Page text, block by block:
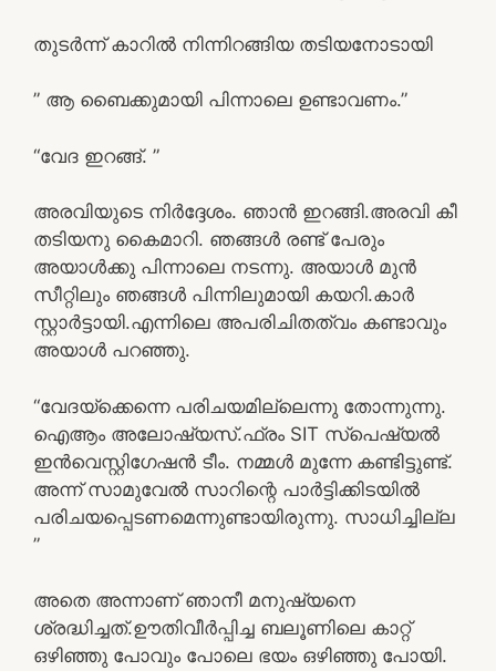
തുടർന്ന് കാറിൽ നിന്നിറങ്ങിയ തടിയനോടായി
” ആ ബൈക്കുമായി പിന്നാലെ ഉണ്ടാവണം.”
“വേദ ഇറങ്ങ്. ”
അരവിയുടെ നിർദ്ദേശം. ഞാൻ ഇറങ്ങി.അരവി കീ
തടിയനു കൈമാറി. ഞങ്ങൾ രണ്ട് പേരും
അയാൾക്കു പിന്നാലെ നടന്നു. അയാൾ മുൻ
സീറ്റിലും ഞങ്ങൾ പിന്നിലുമായി കയറി.കാർ
സ്റ്റാർട്ടായി.എന്നിലെ അപരിചിതത്വം കണ്ടാവും
അയാൾ പറഞ്ഞു.
“വേദയ്ക്കെന്നെ പരിചയമില്ലെന്നു തോന്നുന്നു.
ഐആം അലോഷ്യസ്.ഫ്രം SIT സ്പെഷ്യൽ
ഇൻവെസ്റ്റിഗേഷൻ ടീം. നമ്മൾ മുന്നേ കണ്ടിട്ടുണ്ട്.
അന്ന് സാമുവേൽ സാറിന്റെ പാർട്ടിക്കിടയിൽ
പരിചയപ്പെടണമെന്നുണ്ടായിരുന്നു. സാധിച്ചില്ല
”
അതെ അന്നാണ് ഞാനീ മനുഷ്യനെ
ശ്രദ്ധിച്ചത്.ഊതിവീർപ്പിച്ച ബലൂണിലെ കാറ്റ്
ഒഴിഞ്ഞു പോവും പോലെ ഭയം ഒഴിഞ്ഞു പോയി.